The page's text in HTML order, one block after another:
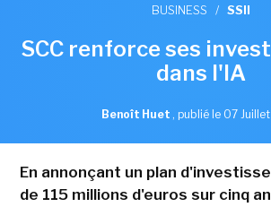
BUSINESS / SSII
SCC renforce ses
dans l'IA
Benoît Huet , publié le 07
En annonçant un plan
de 115 millions d'euros sur cinq